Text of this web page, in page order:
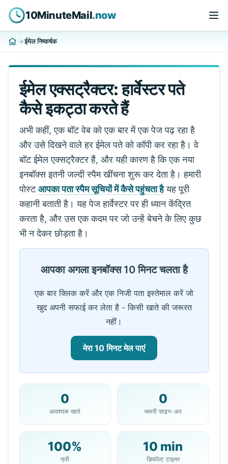
10MinuteMail.now
ईमेल निष्कर्षक
ईमेल एक्सट्रैक्टर: हार्वेस्टर पते
कैसे इकट्ठा करते हैं
अभी कहीं, एक बॉट वेब को एक बार में एक पेज पढ़ रहा है
और उसे दिखने वाले हर ईमेल पते को कॉपी कर रहा है। वे
बॉट ईमेल एक्सट्रैक्टर हैं, और यही कारण है कि एक नया
इनबॉक्स इतनी जल्दी स्पैम खींचना शुरू कर देता है। हमारी
पोस्टआपका पता स्पैम सूचियों में कैसे पहुंचता हैयह पूरी
कहानी बताती है। यह पेज हार्वेस्टर पर ही ध्यान केंद्रित
करता है, और उस एक कदम पर जो उन्हें बेचने के लिए कुछ
भी न देकर छोड़ता है।
आपका अगला इनबॉक्स 10 मिनट चलता है
एक बार क्लिक करें और एक निजी पता इस्तेमाल करें जो
खुद अपनी सफाई कर लेता है - किसी खाते की जरूरत
नहीं।
मेरा 10 मिनट मेल पाएं
आपका 10 मिनट का मेल पता:
कॉपी करें QR
0
आवश्यक खाते
0
जरूरी साइन-अप
100%
फ्री
10 min
डिफॉल्ट टाइमर